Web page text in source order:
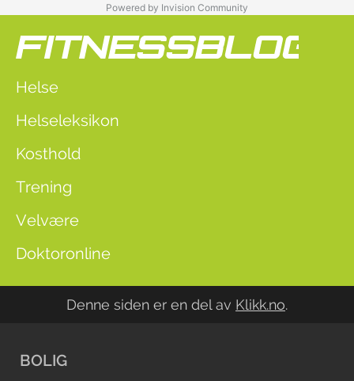
Powered by Invision Community
Helse
Helseleksikon
Kosthold
Trening
Velvære
Doktoronline
Denne siden er en del av Klikk.no.
BOLIG